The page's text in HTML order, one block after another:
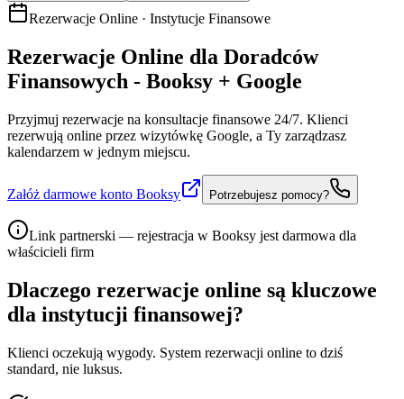
Rezerwacje Online · Instytucje Finansowe
Rezerwacje Online dla Doradców
Finansowych - Booksy + Google
Przyjmuj rezerwacje na konsultacje finansowe 24/7. Klienci
rezerwują online przez wizytówkę Google, a Ty zarządzasz
kalendarzem w jednym miejscu.
Załóż darmowe konto Booksy Potrzebujesz pomocy?
Link partnerski — rejestracja w Booksy jest darmowa dla
właścicieli firm
Dlaczego rezerwacje online są kluczowe
dla instytucji finansowej?
Klienci oczekują wygody. System rezerwacji online to dziś
standard, nie luksus.